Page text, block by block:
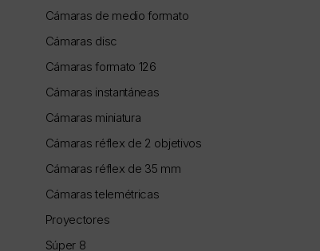
Cámaras de medio formato
Cámaras disc
Cámaras formato 126
Cámaras instantáneas
Cámaras miniatura
Cámaras réflex de 2 objetivos
Cámaras réflex de 35 mm
Cámaras telemétricas
Proyectores
Súper 8